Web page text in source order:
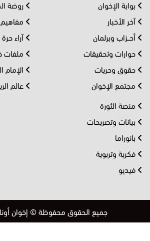
بوابة الإخوان
آخر الأخبار
أحــزاب وبرلمان
حوارات وتحقيقات
حقوق وحريات
مجتمع الإخوان
روضة
آراء حرة
ملفات
عالم
منصة الثورة
بيانات وتصريحات
بانوراما
فكرية وتربوية
فيديو
جميع الحقوق محفوظة © إخوان أونلاين